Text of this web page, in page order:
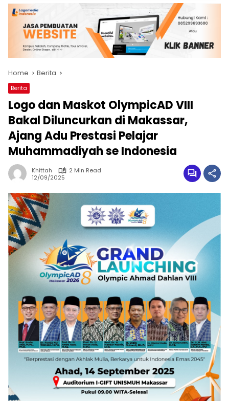
Home Berita
Berita
Logo dan Maskot OlympicAD VIII
Bakal Diluncurkan di Makassar,
Ajang Adu Prestasi Pelajar
Muhammadiyah se Indonesia
Khittah
2 Min Read
12/09/2025